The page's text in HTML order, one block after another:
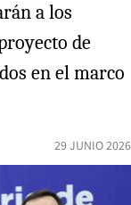
a los
de
en el marco
29 JUNIO 2026